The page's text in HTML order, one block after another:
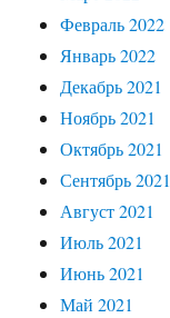
Февраль 2022
Январь 2022
Декабрь 2021
Ноябрь 2021
Октябрь 2021
Сентябрь 2021
Август 2021
Июль 2021
Июнь 2021
Май 2021